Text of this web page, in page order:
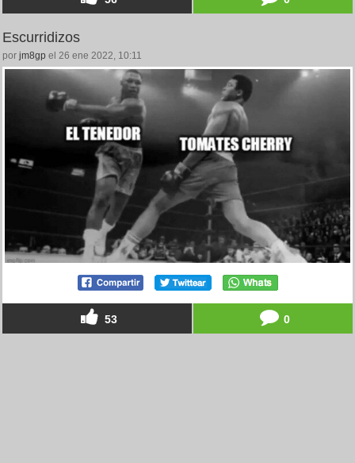
Escurridizos
por jm8gp el 26 ene 2022, 10:11
53 0